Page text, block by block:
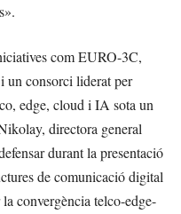
com EURO-3C,
un consorci liderat per
edge, cloud i IA sota un
directora general
durant la presentació
de comunicació digital
convergència telco-edge-